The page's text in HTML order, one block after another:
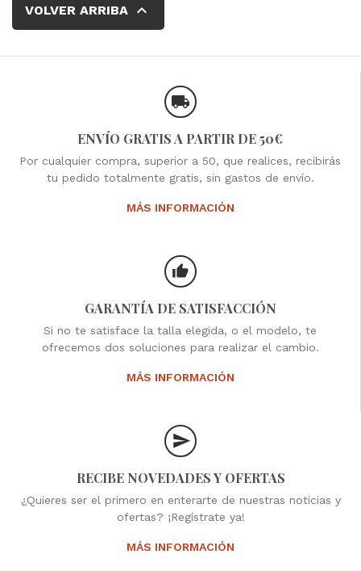
VOLVER ARRIBA 
ENVÍO GRATIS A PARTIR DE 50€
Por cualquier compra, superior a 50, que realices, recibirás
tu pedido totalmente gratis, sin gastos de envío.
MÁS INFORMACIÓN
GARANTÍA DE SATISFACCIÓN
Si no te satisface la talla elegida, o el modelo, te
ofrecemos dos soluciones para realizar el cambio.
MÁS INFORMACIÓN
RECIBE NOVEDADES Y OFERTAS
¿Quieres ser el primero en enterarte de nuestras noticias y
ofertas? ¡Regístrate ya!
MÁS INFORMACIÓN